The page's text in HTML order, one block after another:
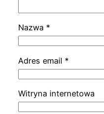
Nazwa *
Adres email *
Witryna internetowa